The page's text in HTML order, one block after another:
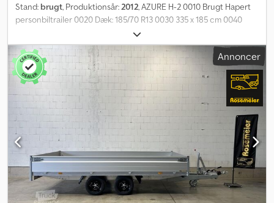
Stand: brugt, Produktionsår:2012, AZURE H-2 0010 Brugt Hapert
personbiltrailer 0020 Dæk: 185/70 R13 0030 335 x 185 cm 0040
TÜV: 06/2026 Djdpfx Aozbnvuohiock
Annoncer